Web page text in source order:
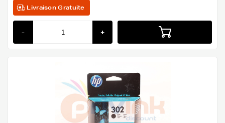
Livraison Gratuite
- +